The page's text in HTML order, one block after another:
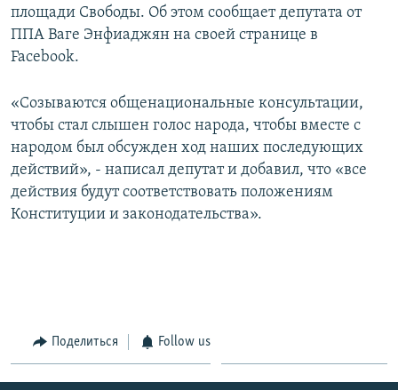
Հայերեն
English
Все сайты Радио Азатутюн
площади Свободы. Об этом сообщает депутата от
ППА Ваге Энфиаджян на своей странице в
Facebook.
«Созываются общенациональные консультации,
чтобы стал слышен голос народа, чтобы вместе с
народом был обсужден ход наших последующих
действий», - написал депутат и добавил, что «все
действия будут соответствовать положениям
Конституции и законодательства».
Поделиться Follow us